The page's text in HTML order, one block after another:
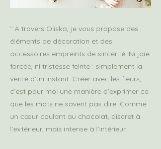
" A travers Oliska, je vous propose des
éléments de décoration et des
accessoires empreints de sincérité. Ni joie
forcée, ni tristesse feinte : simplement la
vérité d’un instant. Créer avec les fleurs,
c’est pour moi une manière d’exprimer ce
que les mots ne savent pas dire. Comme
un cœur coulant au chocolat, discret à
l’extérieur, mais intense à l’intérieur.